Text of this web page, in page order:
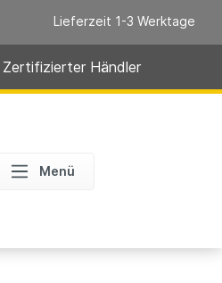
Lieferzeit 1-3 Werktage
Zertifizierter Händler
Menü